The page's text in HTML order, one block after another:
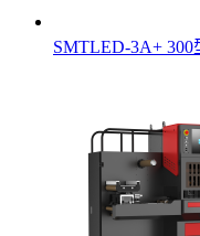
SMTLED-3A+